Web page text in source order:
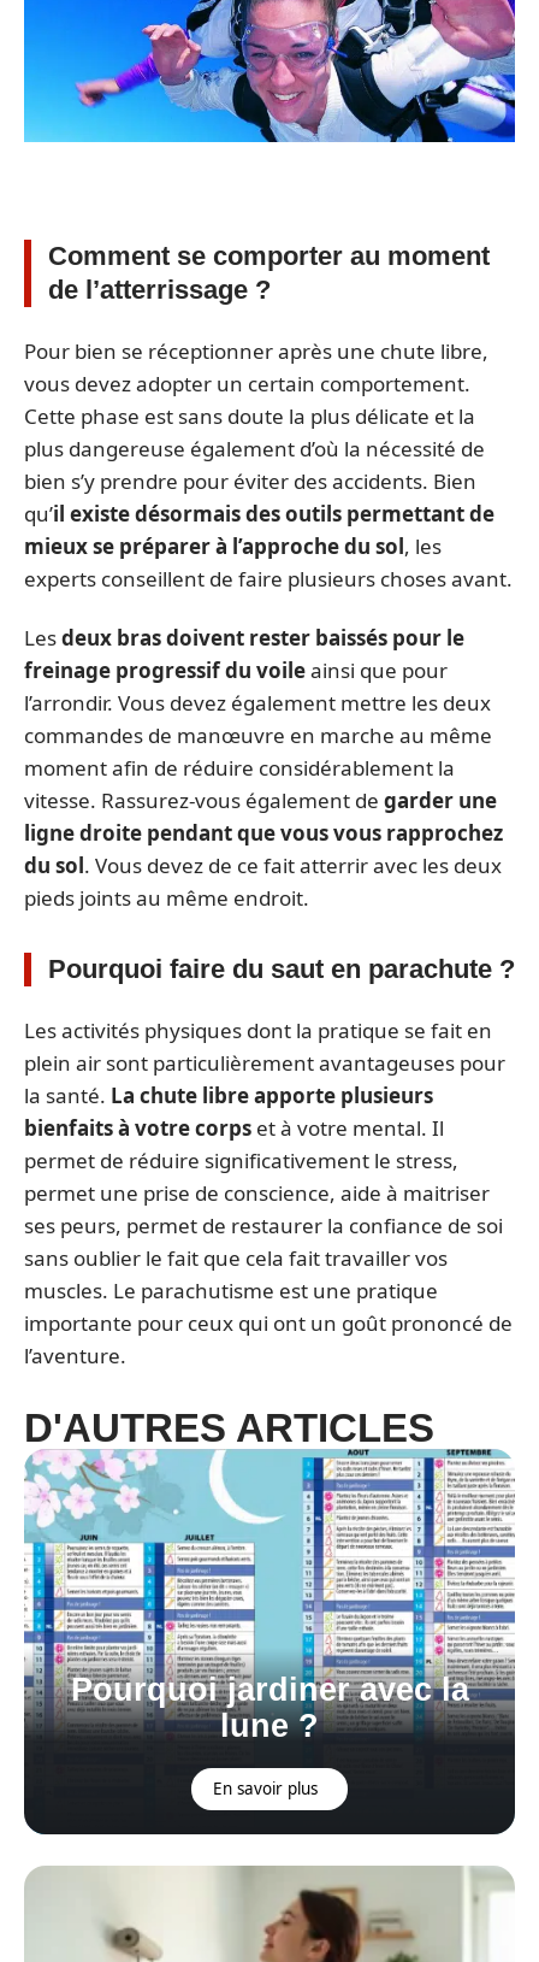
Comment se comporter au moment
de l’atterrissage ?
Pour bien se réceptionner après une chute libre,
vous devez adopter un certain comportement.
Cette phase est sans doute la plus délicate et la
plus dangereuse également d’où la nécessité de
bien s’y prendre pour éviter des accidents. Bien
qu’il existe désormais des outils permettant de
mieux se préparer à l’approche du sol, les
experts conseillent de faire plusieurs choses avant.
Lesdeux bras doivent rester baissés pour le
freinage progressif du voileainsi que pour
l’arrondir. Vous devez également mettre les deux
commandes de manœuvre en marche au même
moment afin de réduire considérablement la
vitesse. Rassurez-vous également de garder une
ligne droite pendant que vous vous rapprochez
du sol. Vous devez de ce fait atterrir avec les deux
pieds joints au même endroit.
Pourquoi faire du saut en parachute ?
Les activités physiques dont la pratique se fait en
plein air sont particulièrement avantageuses pour
la santé. La chute libre apporte plusieurs
bienfaits à votre corps et à votre mental. Il
permet de réduire significativement le stress,
permet une prise de conscience, aide à maitriser
ses peurs, permet de restaurer la confiance de soi
sans oublier le fait que cela fait travailler vos
muscles. Le parachutisme est une pratique
importante pour ceux qui ont un goût prononcé de
l’aventure.
D'AUTRES ARTICLES
Pourquoi jardiner avec la
lune ?
En savoir plus